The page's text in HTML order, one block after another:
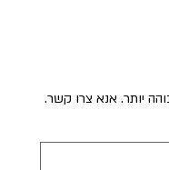
יותר. אנא צרו קשר.